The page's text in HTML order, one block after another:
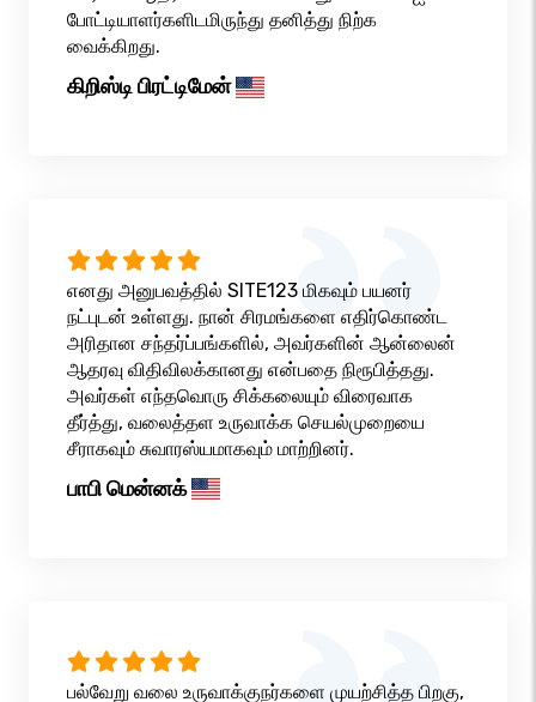
போட்டியாளர்களிடமிருந்து தனித்து நிற்க
வைக்கிறது.
கிறிஸ்டி பிரட்டிமேன்
எனது அனுபவத்தில் SITE123 மிகவும் பயனர்
நட்புடன் உள்ளது. நான் சிரமங்களை எதிர்கொண்ட
அரிதான சந்தர்ப்பங்களில், அவர்களின் ஆன்லைன்
ஆதரவு விதிவிலக்கானது என்பதை நிரூபித்தது.
அவர்கள் எந்தவொரு சிக்கலையும் விரைவாக
தீர்த்து, வலைத்தள உருவாக்க செயல்முறையை
சீராகவும் சுவாரஸ்யமாகவும் மாற்றினர்.
பாபி மென்னக்
பல்வேறு வலை உருவாக்குநர்களை முயற்சித்த பிறகு,